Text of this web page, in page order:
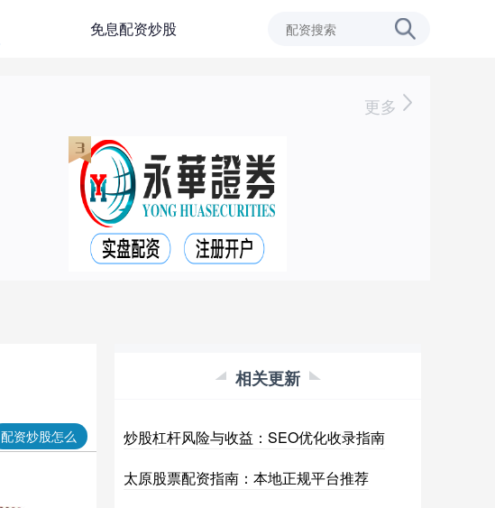
免息配资炒股
更多
配资炒股怎么
相关更新
炒股杠杆风险与收益：SEO优化收录指南
太原股票配资指南：本地正规平台推荐